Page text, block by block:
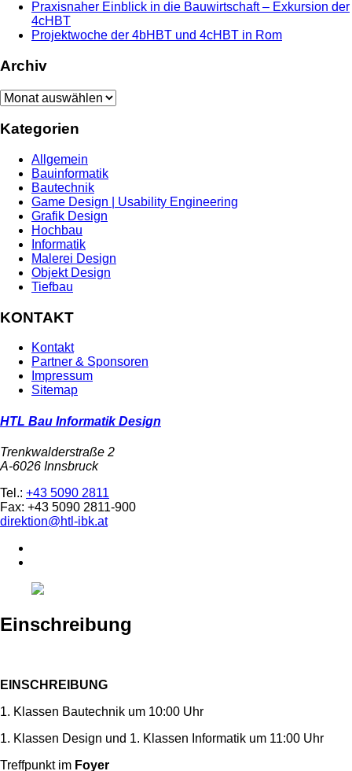
Praxisnaher Einblick in die Bauwirtschaft – Exkursion der
4cHBT
Projektwoche der 4bHBT und 4cHBT in Rom
Archiv
Archiv
Kategorien
Allgemein
Bauinformatik
Bautechnik
Game Design | Usability Engineering
Grafik Design
Hochbau
Informatik
Malerei Design
Objekt Design
Tiefbau
KONTAKT
Kontakt
Partner & Sponsoren
Impressum
Sitemap
HTL Bau Informatik Design
Trenkwalderstraße 2
A-6026 Innsbruck
Tel.: +43 5090 2811
Fax: +43 5090 2811-900
direktion@htl-ibk.at
Einschreibung
EINSCHREIBUNG
1. Klassen Bautechnik um 10:00 Uhr
1. Klassen Design und 1. Klassen Informatik um 11:00 Uhr
Treffpunkt im Foyer